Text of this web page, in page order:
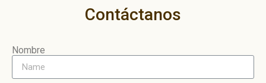
Contáctanos
Nombre